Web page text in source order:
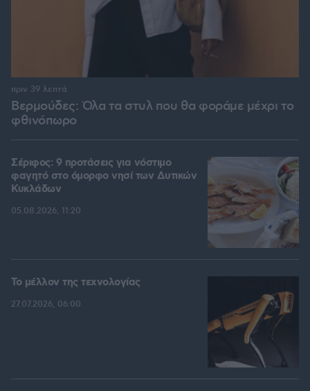
Βερμούδες: Όλα τα στυλ που θα φοράμε μέχρι το
φθινόπωρο
πριν 39 λεπτά
Σέριφος: 9 προτάσεις για νόστιμο
φαγητό στο όμορφο νησί των Δυτικών
Κυκλάδων
05.08.2026, 11:20
Το μέλλον της τεχνολογίας
27.07.2026, 06:00